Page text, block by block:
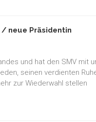
/ neue Präsidentin
und hat den SMV mit
seinen verdienten
zur Wiederwahl stellen